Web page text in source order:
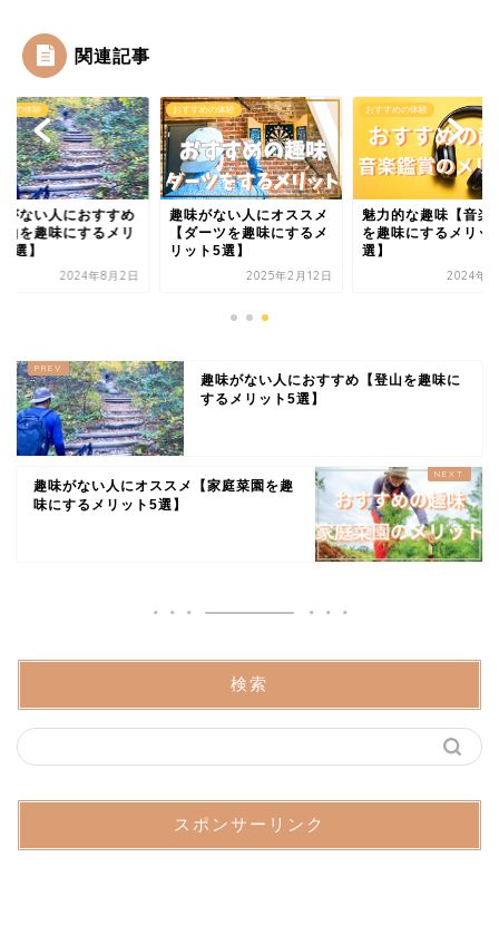
関連記事
めの体験
がない人におすすめ
山を趣味にするメリ
選】
2024年8月2日
おすすめの体験
趣味がない人にオススメ
【ダーツを趣味にするメ
リット5選】
2025年2月12日
おすすめの体験
魅力的な趣味【音楽
を趣味にするメリッ
選】
2024年5
趣味がない人におすすめ【登山を趣味に
するメリット5選】
趣味がない人にオススメ【家庭菜園を趣
味にするメリット5選】
検索
スポンサーリンク